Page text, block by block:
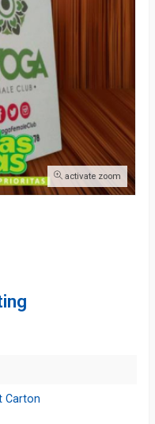
activate zoom
Carton